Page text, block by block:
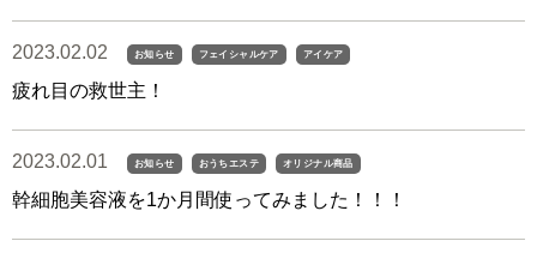
2023.02.02 お知らせ フェイシャルケア アイケア
疲れ目の救世主！
2023.02.01 お知らせ おうちエステ オリジナル商品
幹細胞美容液を1か月間使ってみました！！！